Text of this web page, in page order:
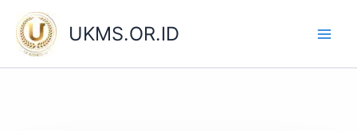
content
UKMS.OR.ID